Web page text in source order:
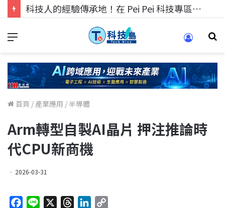
科技人的經驗傳承地！在 Pei Pei 科技專區，與學弟妹交流最硬核的技術
首頁 / 產業應用 /半導體
Arm轉型自製AI晶片 押注推論時
代CPU新商機
2026-03-31